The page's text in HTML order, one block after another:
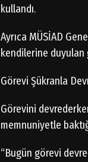
kullandı.
Ayrıca MÜSİAD
kendilerine
Görevi Şükranla
Görevini
memnuniyetle
“Bugün görevi